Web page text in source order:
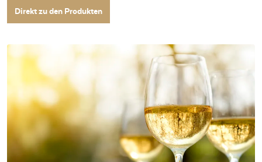
Direkt zu den Produkten